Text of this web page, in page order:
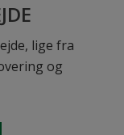
lige fra
og